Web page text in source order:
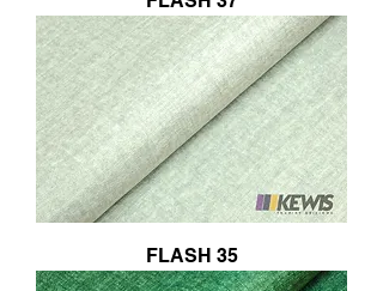
FLASH 35